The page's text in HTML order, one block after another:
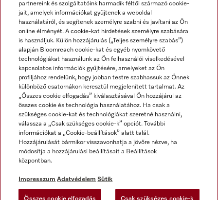
Impresszum
ÁSZF
Adatvédelem
Felhasználási feltételek
Akadálymentességi Nyilatkozat
Digitális Szolgáltatásokról szóló törvény
Miele a YouTube-on
Miele a Facebookon
Miele az Instagramon
partnereink és szolgáltatóink harmadik féltől származó cookie-
jait, amelyek információkat gyűjtenek a weboldal
használatáról, és segítenek személyre szabni és javítani az Ön
online élményét. A cookie-kat hirdetések személyre szabására
is használjuk. Külön hozzájárulás („Teljes személyre szabás”)
alapján Bloomreach cookie-kat és egyéb nyomkövető
technológiákat használunk az Ön felhasználói viselkedésével
kapcsolatos információk gyűjtésére, amelyeket az Ön
profiljához rendelünk, hogy jobban testre szabhassuk az Önnek
különböző csatornákon keresztül megjelenített tartalmat. Az
„Összes cookie elfogadás” kiválasztásával Ön hozzájárul az
összes cookie és technológia használatához. Ha csak a
szükséges cookie-kat és technológiákat szeretné használni,
válassza a „Csak szükséges cookie-k” opciót. További
információkat a „Cookie-beállítások” alatt talál.
Hozzájárulását bármikor visszavonhatja a jövőre nézve, ha
módosítja a hozzájárulási beállításait a Beállítások
központban.
Impresszum Adatvédelem Sütik